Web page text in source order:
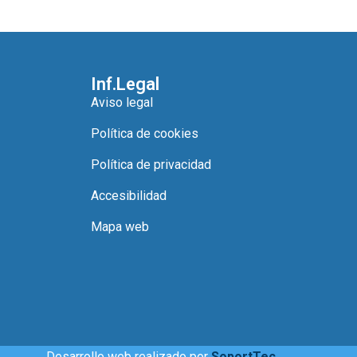
Inf.Legal
Aviso legal
Política de cookies
Política de privacidad
Accesibilidad
Mapa web